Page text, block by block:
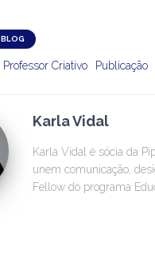
BLOG
Professor Criativo Publicação
Karla Vidal
Karla Vidal é sócia da
unem comunicação,
Fellow do programa